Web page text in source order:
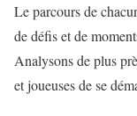
Le parcours de
de défis et de
Analysons de plus
et joueuses de se